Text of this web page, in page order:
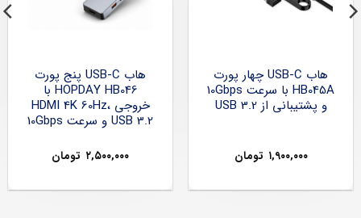
هاب USB-C چهار پورت
HB045A با سرعت 10Gbps
و پشتیبانی از USB 3.2
۱,۹۰۰,۰۰۰ تومان
هاب USB-C پنج پورت
HOPDAY HB046 با
خروجی HDMI 4K 60Hz،
USB 3.2 و سرعت 10Gbps
۲,۵۰۰,۰۰۰ تومان